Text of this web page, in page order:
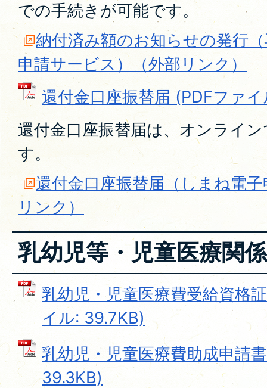
での手続きが可能です。
納付済み額のお知らせの発行
申請サービス）（外部リンク）
還付金口座振替届 (PDFファ
還付金口座振替届は、オンライ
す。
還付金口座振替届（しまね電
リンク）
乳幼児等・児童医療関係
乳幼児・児童医療費受給資格
イル: 39.7KB)
乳幼児・児童医療費助成申請
39.3KB)